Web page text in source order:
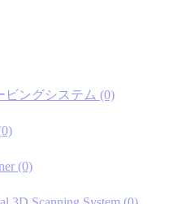
ビングシステム (0)
(0)